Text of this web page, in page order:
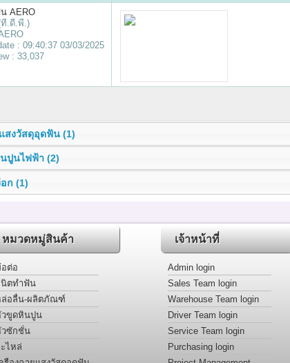
AERO
ที.ดี.พี.)
: 09:40:37 03/03/2025
: 33,037
สงวัสดุอุดฟัน (1)
ปูนไฟฟ้า (2)
อก (1)
หมวดหมู่สินค้า
ต่อ
นิตทำฟัน
อลื่น-ผลิตภัณฑ์
ขูดหินปูน
ซักชั่น
ไหล่
เจ้าหน้าที่
Admin login
Sales Team login
Warehouse Team login
Driver Team login
Service Team login
Purchasing login